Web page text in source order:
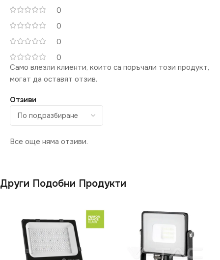
0
0
0
0
Отзиви
Все още няма отзиви.
Само влезли клиенти, които са поръчали този продукт,
могат да оставят отзив.
Други Подобни Продукти